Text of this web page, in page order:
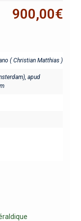
900,00€
( Christian Matthias )
apud